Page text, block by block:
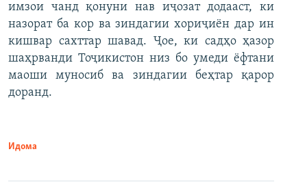
имзои чанд қонуни нав иҷозат додааст, ки
назорат ба кор ва зиндагии хориҷиён дар ин
кишвар сахттар шавад. Ҷое, ки садҳо ҳазор
шаҳрванди Тоҷикистон низ бо умеди ёфтани
маоши муносиб ва зиндагии беҳтар қарор
доранд.
Идома